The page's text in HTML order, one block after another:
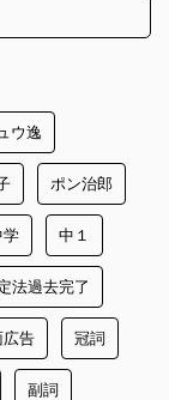
ウ逸
ポン治郎
学 中１
法過去完了
広告 冠詞
副詞